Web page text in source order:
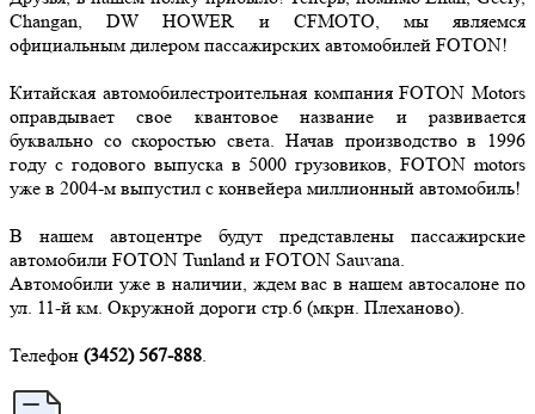
Changan, DW HOWER и CFMOTO, мы являемся
официальным дилером пассажирских автомобилей FOTON!
Китайская автомобилестроительная компания FOTON Motors
оправдывает свое квантовое название и развивается
буквально со скоростью света. Начав производство в 1996
году с годового выпуска в 5000 грузовиков, FOTON motors
уже в 2004-м выпустил с конвейера миллионный автомобиль!
В нашем автоцентре будут представлены пассажирские
автомобили FOTON Tunland и FOTON Sauvana.
Автомобили уже в наличии, ждем вас в нашем автосалоне по
ул. 11-й км. Окружной дороги стр.6 (мкрн. Плеханово).
Телефон (3452) 567-888